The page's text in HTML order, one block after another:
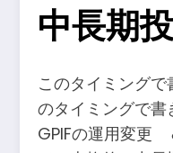
中長期
このタイミング
のタイミングで書
GPIFの運用変更